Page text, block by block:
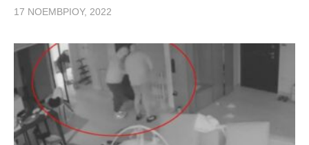
17 ΝΟΕΜΒΡΊΟΥ, 2022